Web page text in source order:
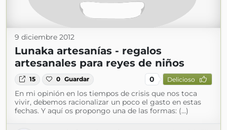
9 diciembre 2012
Lunaka artesanías - regalos
artesanales para reyes de niños
15 0 Guardar 0 Delicioso
En mi opinión en los tiempos de crisis que nos toca
vivir, debemos racionalizar un poco el gasto en estas
fechas. Y aquí os propongo una de las formas: (...)